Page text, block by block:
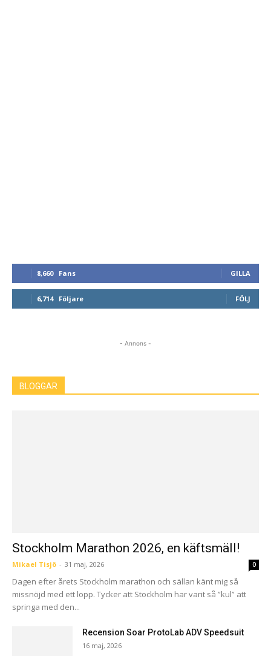
8,660 Fans GILLA
6,714 Följare FÖLJ
- Annons -
BLOGGAR
Stockholm Marathon 2026, en käftsmäll!
Mikael Tisjö - 31 maj, 2026 0
Dagen efter årets Stockholm marathon och sällan känt mig så
missnöjd med ett lopp. Tycker att Stockholm har varit så ”kul” att
springa med den...
Recension Soar ProtoLab ADV Speedsuit
16 maj, 2026